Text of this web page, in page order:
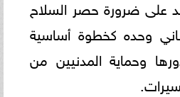
على ضرورة حصر السلاح
وحده كخطوة أساسية
وحماية المدنيين من